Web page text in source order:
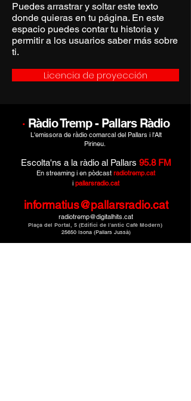
Puedes arrastrar y soltar este texto
donde quieras en tu página. En este
espacio puedes contar tu historia y
permitir a los usuarios saber más sobre
ti.
Licencia de proyección
· Ràdio Tremp - Pallars Ràdio
L'emissora de ràdio comarcal del Pallars i l'Alt
Pirineu.
Escolta'ns a la ràdio al Pallars 95.8 FM
En streaming i en pòdcast radiotremp.cat
i pallarsradio.cat
informatius@pallarsradio.cat
radiotremp@digitalhits.cat
Plaça del Portal, 5 (Edifici de l'antic Cafè Modern)
25650 Isona (Pallars Jussà)